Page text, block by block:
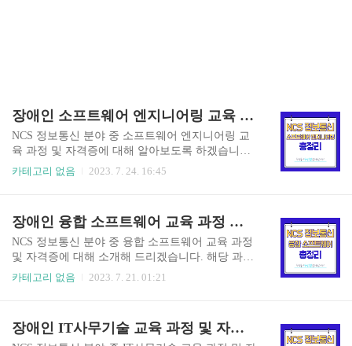
장애인 소프트웨어 엔지니어링 교육 과정 및 자격증 (NCS 정보통신)
NCS 정보통신 분야 중 소프트웨어 엔지니어링 교
육 과정 및 자격증에 대해 알아보도록 하겠습니다.
장애인 직업능력개발에 소개된 내용으로 장애인
해 보세요! 이미 내용을 알고 교육 훈련을 받아보
고 싶으신 분들은 상담받아 보세요! 소프트웨어 엔
지니어링 정의 소프트웨어 엔지니어링은 컴퓨터를
활용해서 소프트웨어를 개발하거나 데이터 처리와
관리, 빅데이터 분석을 하고 프로세스들을 자동화
는데, 하나를 전문적으로 파는 것보다는 다방면으
카테고리 없음 2023. 7. 24. 16:45
장애인 융합 소프트웨어 교육 과정 및 자격증 안내 (NCS 정보통신)
NCS 정보통신 분야 중 융합 소프트웨어 교육 과정
및 자격증에 대해 소개해 드리겠습니다. 해당 과정
은 장애인 직업능력개발에 안내된 내용으로 훈련
트웨어 정의와 목표, 교육 과정과 관련 자격증 등을
카테고리 없음 2023. 7. 21. 01:21
장애인 IT사무기술 교육 과정 및 자격증 안내 (NCS 정보통신)